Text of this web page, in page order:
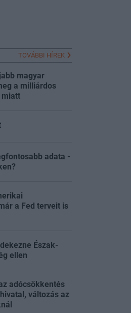
TOVÁBBI HÍREK
magyar
a milliárdos
miatt
adata -
a Fed terveit is
Észak-
ellen
adócsökkentés
változás az